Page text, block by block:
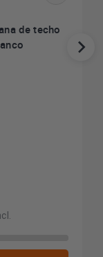
de techo